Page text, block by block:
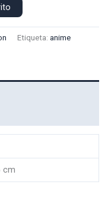
Etiqueta: anime
cm